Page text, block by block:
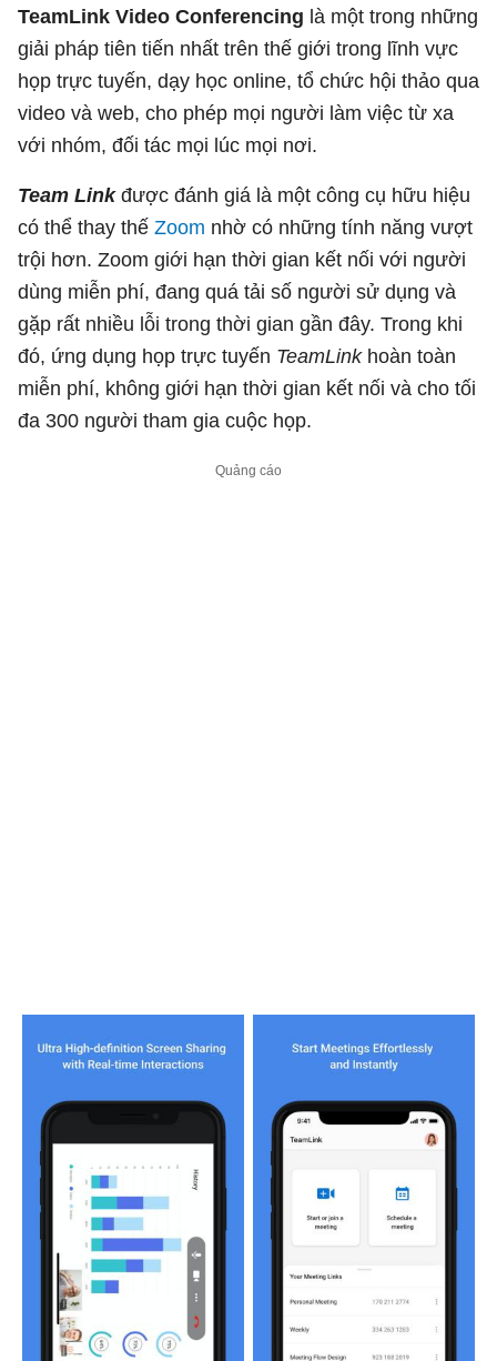
TeamLink Video Conferencing là một trong những
giải pháp tiên tiến nhất trên thế giới trong lĩnh vực
họp trực tuyến, dạy học online, tổ chức hội thảo qua
video và web, cho phép mọi người làm việc từ xa
với nhóm, đối tác mọi lúc mọi nơi.
Team Link được đánh giá là một công cụ hữu hiệu
có thể thay thế Zoom nhờ có những tính năng vượt
trội hơn. Zoom giới hạn thời gian kết nối với người
dùng miễn phí, đang quá tải số người sử dụng và
gặp rất nhiều lỗi trong thời gian gần đây. Trong khi
đó, ứng dụng họp trực tuyến TeamLinkhoàn toàn
miễn phí, không giới hạn thời gian kết nối và cho tối
đa 300 người tham gia cuộc họp.